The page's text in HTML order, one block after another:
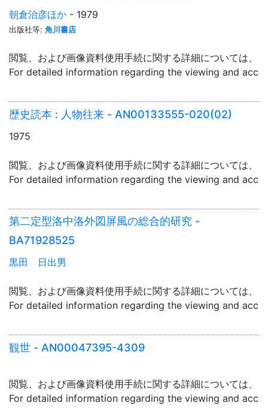
朝倉治彦ほか - 1979
出版社等: 角川書店
閲覧、および画像資料使用手続に関する詳細については、「
For detailed information regarding the viewing and
歴史読本 : 人物往来 - AN00133555-020(02)
1975
閲覧、および画像資料使用手続に関する詳細については、「
For detailed information regarding the viewing and
第二定型洛中洛外図屏風の総合的研究 -
BA71928525
黒田 日出男
閲覧、および画像資料使用手続に関する詳細については、「
For detailed information regarding the viewing and
観世 - AN00047395-4309
閲覧、および画像資料使用手続に関する詳細については、「
For detailed information regarding the viewing and